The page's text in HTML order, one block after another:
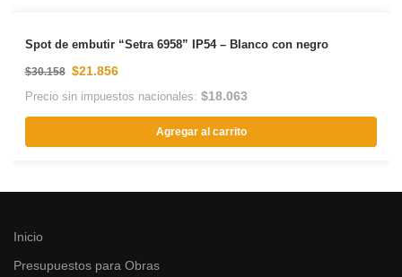
Spot de embutir “Setra 6958” IP54 – Blanco con negro
$30.158 $21.856
Precio sin impuestos nacionales: $18.063
Agregar al carrito
Inicio
Presupuestos para Obras